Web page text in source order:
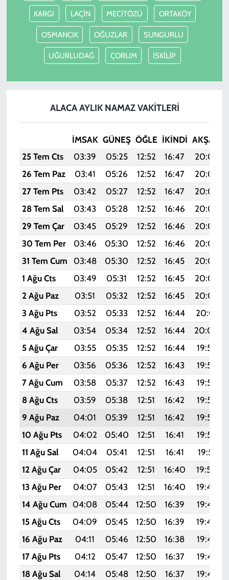
KARGI LAÇİN MECİTÖZÜ ORTAKÖY
OSMANCIK OĞUZLAR SUNGURLU
UĞURLUDAĞ ÇORUM İSKİLİP
ALACA AYLIK NAMAZ VAKITLERI
İMSAK GÜNEŞ ÖĞLE İKINDI AKŞAM
25 Tem Cts
03:39 05:25 12:52 16:47 20:09
26 Tem Paz
03:41 05:26 12:52 16:47 20:09
27 Tem Pts
03:42 05:27 12:52 16:47 20:08
28 Tem Sal
03:43 05:28 12:52 16:46 20:07
29 Tem Çar
03:45 05:29 12:52 16:46 20:06
30 Tem Per
03:46 05:30 12:52 16:46 20:05
31 Tem Cum
03:48 05:30 12:52 16:45 20:04
1 Ağu Cts
03:49 05:31 12:52 16:45 20:03
2 Ağu Paz
03:51 05:32 12:52 16:45 20:02
3 Ağu Pts
03:52 05:33 12:52 16:44 20:01
4 Ağu Sal
03:54 05:34 12:52 16:44 20:00
5 Ağu Çar
03:55 05:35 12:52 16:44 19:58
6 Ağu Per
03:56 05:36 12:52 16:43 19:57
7 Ağu Cum
03:58 05:37 12:52 16:43 19:56
8 Ağu Cts
03:59 05:38 12:51 16:42 19:55
9 Ağu Paz
04:01 05:39 12:51 16:42 19:54
10 Ağu Pts
04:02 05:40 12:51 16:41 19:52
11 Ağu Sal
04:04 05:41 12:51 16:41 19:51
12 Ağu Çar
04:05 05:42 12:51 16:40 19:50
13 Ağu Per
04:07 05:43 12:51 16:40 19:49
14 Ağu Cum
04:08 05:44 12:50 16:39 19:47
15 Ağu Cts
04:09 05:45 12:50 16:39 19:46
16 Ağu Paz
04:11 05:46 12:50 16:38 19:45
17 Ağu Pts
04:12 05:47 12:50 16:37
19:43
18 Ağu Sal
04:14 05:48 12:50 16:37 19:42